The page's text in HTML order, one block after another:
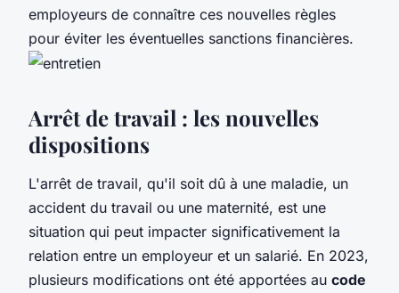
employeurs de connaître ces nouvelles règles
pour éviter les éventuelles sanctions financières.
Arrêt de travail : les nouvelles
dispositions
L'arrêt de travail, qu'il soit dû à une maladie, un
accident du travail ou une maternité, est une
situation qui peut impacter significativement la
relation entre un employeur et un salarié. En 2023,
plusieurs modifications ont été apportées au code